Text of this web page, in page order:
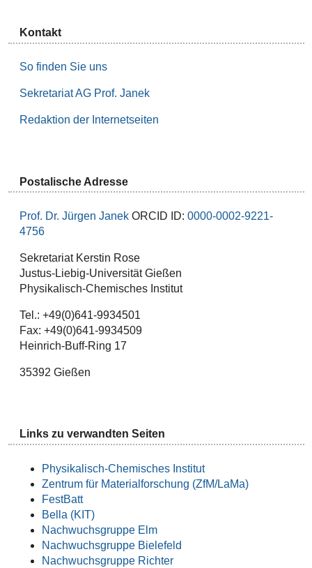
Kontakt
So finden Sie uns
Sekretariat AG Prof. Janek
Redaktion der Internetseiten
Postalische Adresse
Prof. Dr. Jürgen JanekORCID ID: 0000-0002-9221-
4756
Sekretariat Kerstin Rose
Justus-Liebig-Universität Gießen
Physikalisch-Chemisches Institut
Tel.: +49(0)641-9934501
Fax: +49(0)641-9934509
Heinrich-Buff-Ring 17
35392 Gießen
Links zu verwandten Seiten
Physikalisch-Chemisches Institut
Zentrum für Materialforschung (ZfM/LaMa)
FestBatt
Bella (KIT)
Nachwuchsgruppe Elm
Nachwuchsgruppe Bielefeld
Nachwuchsgruppe Richter